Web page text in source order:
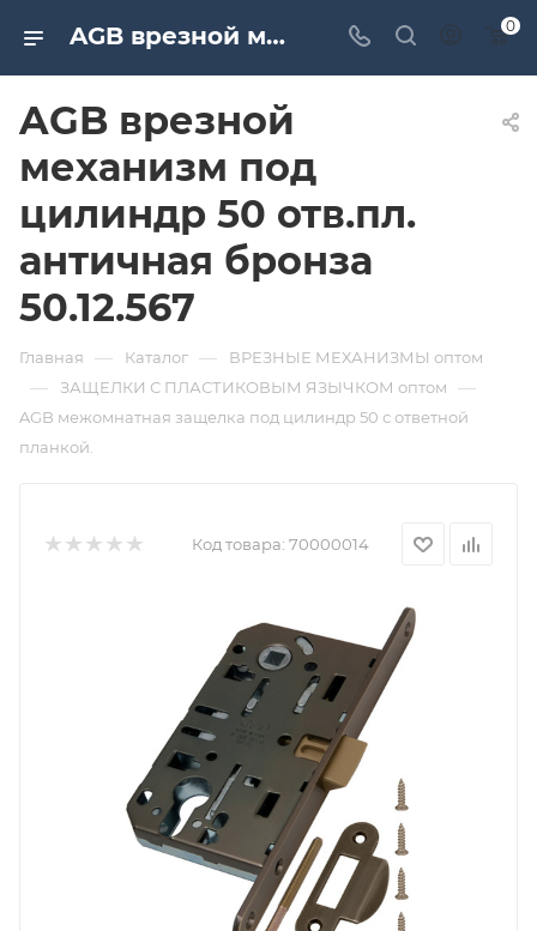
AGB врезной механизм под цилиндр 50 отв.пл. античная бронза 50.12.567. Дверная и мебельная фурнитура САМИР-КИЛИТ | Оптовые поставки 0
AGB врезной
механизм под
цилиндр 50 отв.пл.
античная бронза
50.12.567
Главная — Каталог — ВРЕЗНЫЕ МЕХАНИЗМЫ оптом
— ЗАЩЕЛКИ С ПЛАСТИКОВЫМ ЯЗЫЧКОМ оптом —
AGB межомнатная защелка под цилиндр 50 с ответной
планкой.
Код товара: 70000014